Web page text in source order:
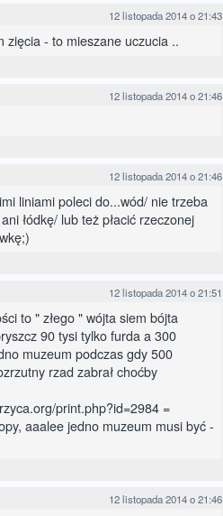
12 listopada 2014 o 21:43
zięcia - to mieszane uczucia ..
12 listopada 2014 o 21:46
12 listopada 2014 o 21:46
liniami poleci do...wód/ nie trzeba
łódkę/ lub też płacić rzeczonej
12 listopada 2014 o 21:51
to " złego " wójta siem bójta
90 tysi tylko furda a 300
muzeum podczas gdy 500
rzad zabrał choćby
print.php?id=2984 =
aaalee jedno muzeum musi być -
12 listopada 2014 o 21:46